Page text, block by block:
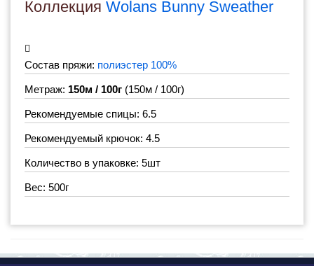
Коллекция Wolans Bunny Sweather
Состав пряжи: полиэстер 100%
Метраж: 150м / 100г (150м / 100г)
Рекомендуемые спицы: 6.5
Рекомендуемый крючок: 4.5
Количество в упаковке: 5шт
Вес: 500г